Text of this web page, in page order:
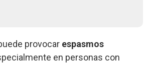
provocar espasmos
en personas con